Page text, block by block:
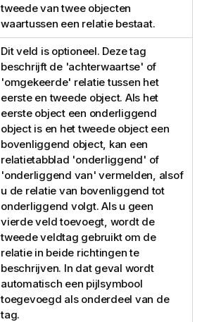
tweede van twee objecten
waartussen een relatie bestaat.
Dit veld is optioneel. Deze tag
beschrijft de 'achterwaartse' of
'omgekeerde' relatie tussen het
eerste en tweede object. Als het
eerste object een onderliggend
object is en het tweede object een
bovenliggend object, kan een
relatietabblad 'onderliggend' of
'onderliggend van' vermelden, alsof
u de relatie van bovenliggend tot
onderliggend volgt. Als u geen
vierde veld toevoegt, wordt de
tweede veldtag gebruikt om de
relatie in beide richtingen te
beschrijven. In dat geval wordt
automatisch een pijlsymbool
toegevoegd als onderdeel van de
tag.